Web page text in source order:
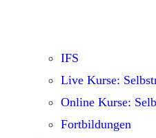
IFS
Live Kurse:
Online Kurse:
Fortbildungen